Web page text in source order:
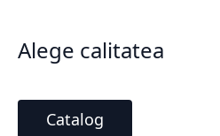
Alege calitatea
Catalog